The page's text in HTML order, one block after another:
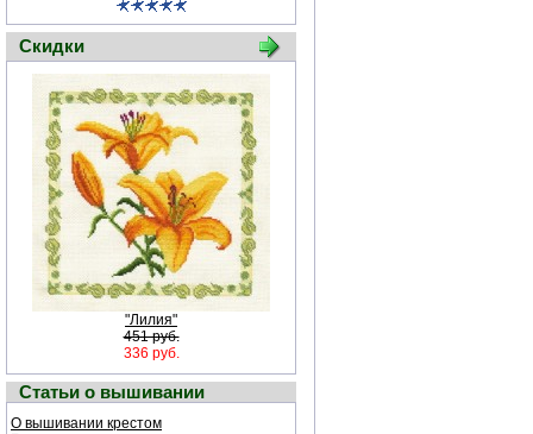
Скидки
"Лилия"
451 руб.
336 руб.
Статьи о вышивании
О вышивании крестом